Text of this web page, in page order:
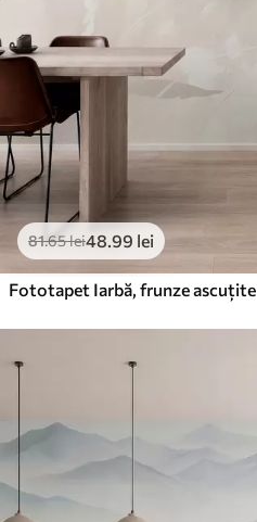
81.65lei48.99 lei
Fototapet Iarbă, frunze ascuțite